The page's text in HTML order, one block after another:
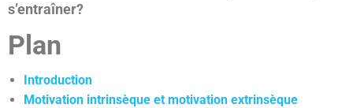
s’entraîner?
Plan
Introduction
Motivation intrinsèque et motivation extrinsèque